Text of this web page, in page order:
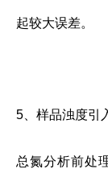
起较大误差。
5、样品浊度引
总氮分析前处